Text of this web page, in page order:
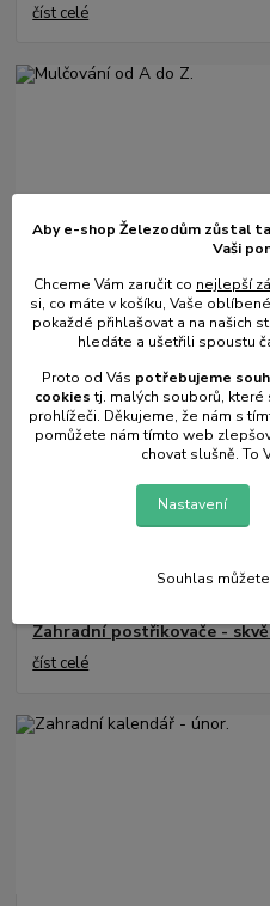
číst celé
Mulčování od A do Z.
číst celé
Zahradní postřikovače -
číst celé
Aby e-shop Železodům zůstal
Vaši
Chceme Vám zaručit co nejlepší
si, co máte v košíku, Vaše
pokaždé přihlašovat a na našich
hledáte a ušetřili spoustu
Proto od Vás potřebujeme
cookiestj. malých souborů, které
prohlížeči. Děkujeme, že nám s
pomůžete nám tímto web
chovat slušně. To
Nastavení
Souhlas